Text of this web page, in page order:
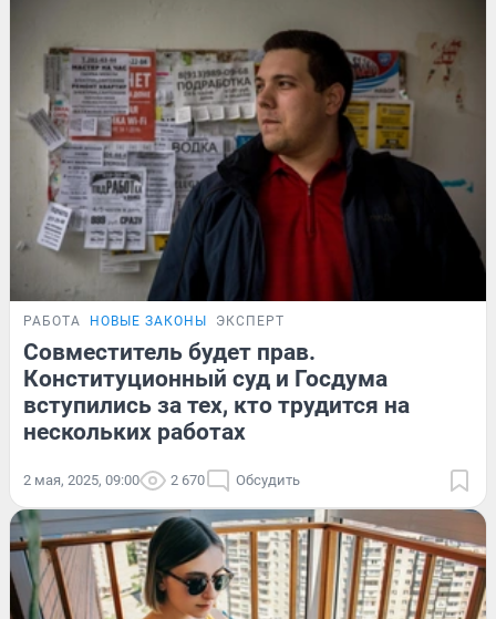
РАБОТА НОВЫЕ ЗАКОНЫ ЭКСПЕРТ
Совместитель будет прав.
Конституционный суд и Госдума
вступились за тех, кто трудится на
нескольких работах
2 мая, 2025, 09:00 2 670 Обсудить